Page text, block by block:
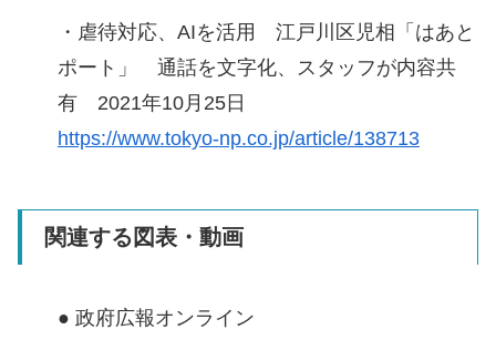
・虐待対応、AIを活用 江戸川区児相「はあと
ポート」 通話を文字化、スタッフが内容共
有 2021年10月25日
https://www.tokyo-np.co.jp/article/138713
関連する図表・動画
● 政府広報オンライン